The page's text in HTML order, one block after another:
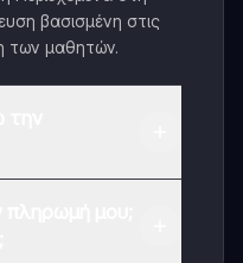
βασισμένη στις
των μαθητών.